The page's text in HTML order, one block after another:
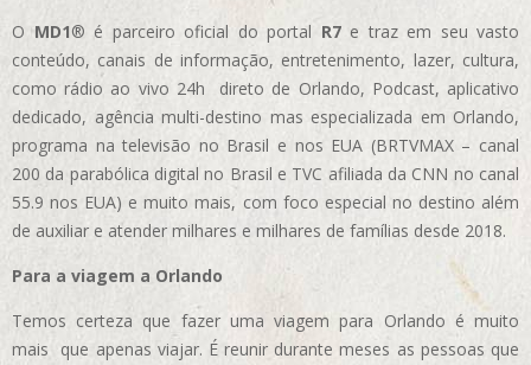
OMD1® é parceiro oficial do portal R7e traz em seu vasto
conteúdo, canais de informação, entretenimento, lazer, cultura,
como rádio ao vivo 24h direto de Orlando, Podcast, aplicativo
dedicado, agência multi-destino mas especializada em Orlando,
programa na televisão no Brasil e nos EUA (BRTVMAX – canal
200 da parabólica digital no Brasil e TVC afiliada da CNN no canal
55.9 nos EUA) e muito mais, com foco especial no destino além
de auxiliar e atender milhares e milhares de famílias desde 2018.
Para a viagem a Orlando
Temos certeza que fazer uma viagem para Orlando é muito
mais que apenas viajar. É reunir durante meses as pessoas que